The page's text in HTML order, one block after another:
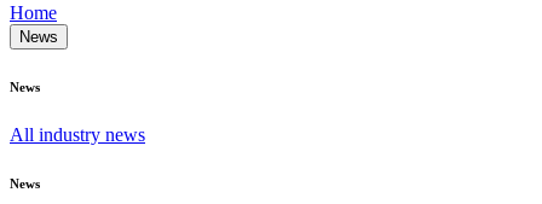
Home
News
News
All industry news
News